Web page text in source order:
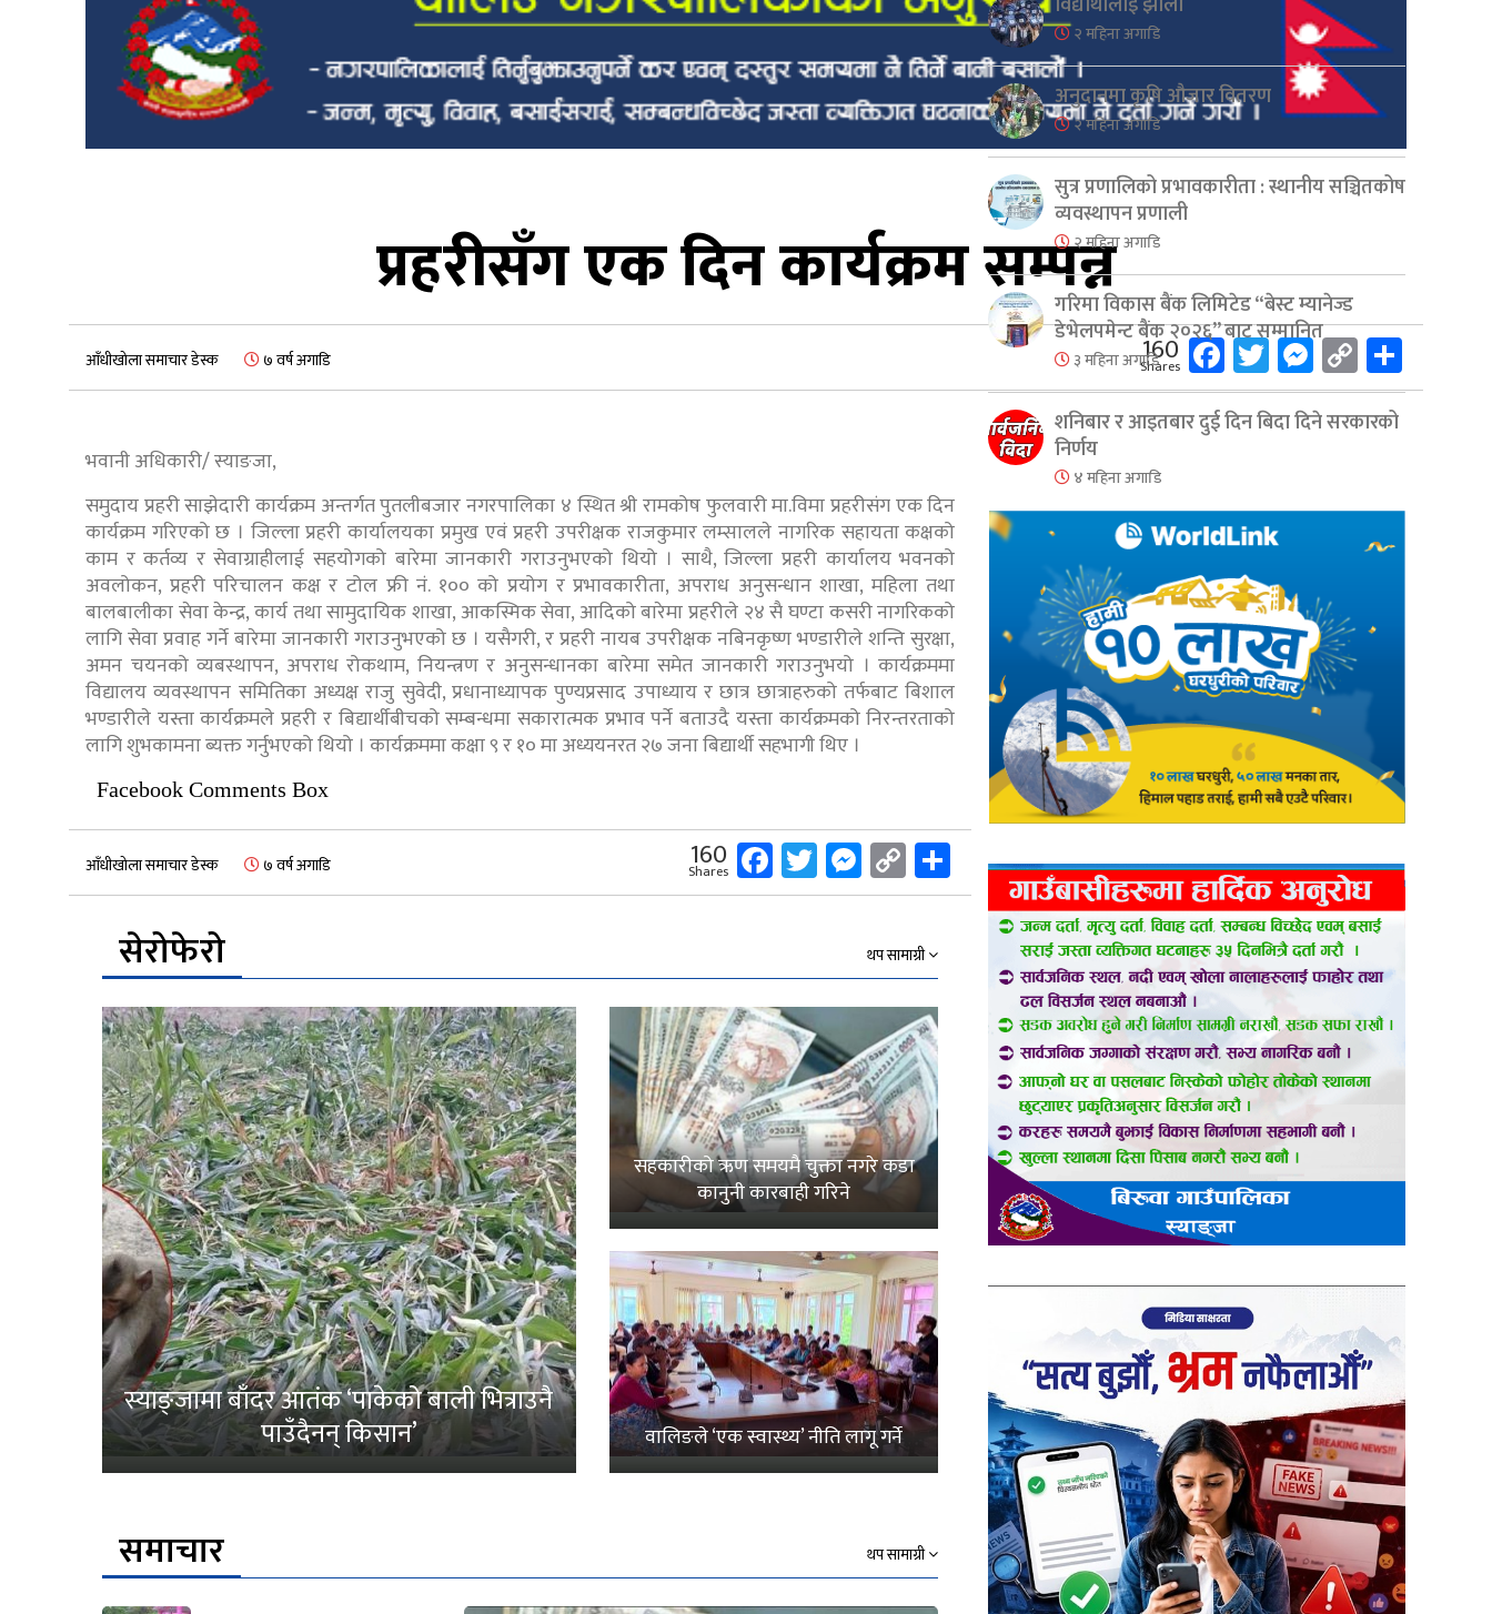
प्रहरीसँग एक दिन कार्यक्रम सम्पन्न
आँधीखोला समाचार डेस्क ७ वर्ष अगाडि 160
Shares Facebook
Twitter
Messenger
Copy
Link
भवानी अधिकारी/ स्याङजा,
समुदाय प्रहरी साझेदारी कार्यक्रम अन्तर्गत पुतलीबजार नगरपालिका ४ स्थित श्री रामकोष फुलवारी मा.विमा प्रहरीसंग एक दिन
कार्यक्रम गरिएको छ । जिल्ला प्रहरी कार्यालयका प्रमुख एवं प्रहरी उपरीक्षक राजकुमार लम्सालले नागरिक सहायता कक्षको
काम र कर्तव्य र सेवाग्राहीलाई सहयोगको बारेमा जानकारी गराउनुभएको थियो । साथै, जिल्ला प्रहरी कार्यालय भवनको
अवलोकन, प्रहरी परिचालन कक्ष र टोल फ्री नं. १०० को प्रयोग र प्रभावकारीता, अपराध अनुसन्धान शाखा, महिला तथा
बालबालीका सेवा केन्द्र, कार्य तथा सामुदायिक शाखा, आकस्मिक सेवा, आदिको बारेमा प्रहरीले २४ सै घण्टा कसरी नागरिकको
लागि सेवा प्रवाह गर्ने बारेमा जानकारी गराउनुभएको छ । यसैगरी, र प्रहरी नायब उपरीक्षक नबिनकृष्ण भण्डारीले शन्ति सुरक्षा,
अमन चयनको व्यबस्थापन, अपराध रोकथाम, नियन्त्रण र अनुसन्धानका बारेमा समेत जानकारी गराउनुभयो । कार्यक्रममा
विद्यालय व्यवस्थापन समितिका अध्यक्ष राजु सुवेदी, प्रधानाध्यापक पुण्यप्रसाद उपाध्याय र छात्र छात्राहरुको तर्फबाट बिशाल
भण्डारीले यस्ता कार्यक्रमले प्रहरी र बिद्यार्थीबीचको सम्बन्धमा सकारात्मक प्रभाव पर्ने बताउदै यस्ता कार्यक्रमको निरन्तरताको
लागि शुभकामना ब्यक्त गर्नुभएको थियो । कार्यक्रममा कक्षा ९ र १० मा अध्ययनरत २७ जना बिद्यार्थी सहभागी थिए ।
Facebook Comments Box
आँधीखोला समाचार डेस्क ७ वर्ष अगाडि 160
Shares Facebook
Twitter
Messenger
Copy
Link
Share
सेरोफेरो
थप सामाग्री
स्याङ्जामा बाँदर आतंक ‘पाकेको बाली भित्राउनै
पाउँदैनन् किसान’
सहकारीको ऋण समयमै चुक्ता नगरे कडा
कानुनी कारबाही गरिने
वालिङले ‘एक स्वास्थ्य’ नीति लागू गर्ने
समाचार थप सामाग्री
२ महिना अगाडि
अनुदानमा कृषि औजार वितरण
२ महिना अगाडि
सुत्र प्रणालिको प्रभावकारीता : स्थानीय सञ्चितकोष
व्यवस्थापन प्रणाली
२ महिना अगाडि
गरिमा विकास बैंक लिमिटेड “बेस्ट म्यानेज्ड
डेभेलपमेन्ट बैंक २०२६” बाट सम्मानित
३ महिना अगाडि
शनिबार र आइतबार दुई दिन बिदा दिने सरकारको
निर्णय
४ महिना अगाडि